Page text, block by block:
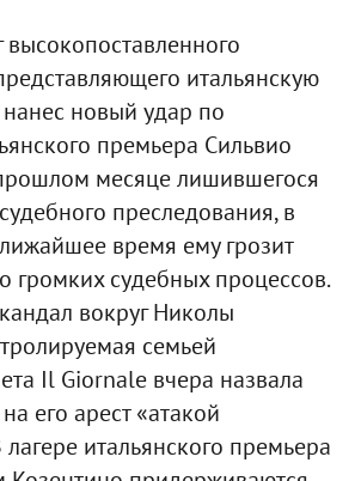
высокопоставленного
итальянскую
новый удар по
премьера Сильвио
месяце лишившегося
преследования, в
время ему грозит
громких судебных процессов.
вокруг Николы
семьей
Il Giornale вчера назвала
его арест «атакой
итальянского премьера